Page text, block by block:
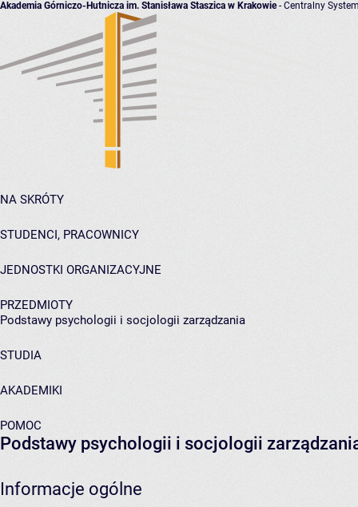
Akademia Górniczo-Hutnicza im. Stanisława Staszica w Krakowie- Centralny
NA SKRÓTY
STUDENCI, PRACOWNICY
JEDNOSTKI ORGANIZACYJNE
PRZEDMIOTY
Podstawy psychologii i socjologii zarządzania
STUDIA
AKADEMIKI
POMOC
Podstawy psychologii i socjologii
Informacje ogólne